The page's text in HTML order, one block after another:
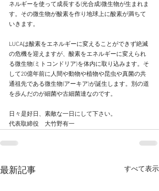
ネルギーを使って成長する(光合成)微生物が生まれま
す。その微生物が酸素を作り地球上に酸素が満ちて
いきます。
LUCAは酸素をエネルギーに変えることができず絶滅
の危機を迎えますが、酸素をエネルギーに変えられ
る微生物(ミトコンドリア)を体内に取り込みます。そ
して20億年前に人間や動物や植物や昆虫や真菌の共
通祖先である微生物(アーキア)が誕生します。別の道
を歩んだのが細菌や古細菌達なのです。
日々是好日、素敵な一日にして下さい。
代表取締役　大竹野有一
最新記事 すべて表示